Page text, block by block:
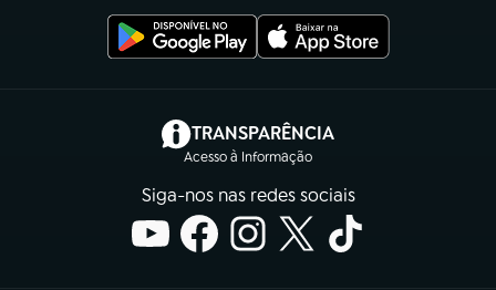
TRANSPARÊNCIA
Acesso à Informação
(abre em nova aba)
Siga-nos nas redes sociais